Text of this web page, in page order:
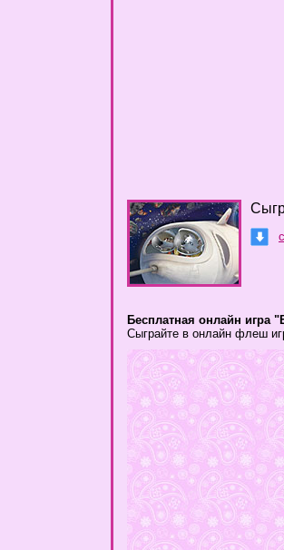
Бесплатная онлайн игра
Сыграйте в онлайн флеш